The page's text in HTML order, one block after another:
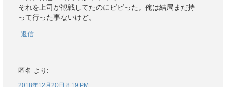
それを上司が観戦してたのにビビった。俺は結局まだ持
って行った事ないけど。
返信
匿名 より:
2018年12月20日 8:19 PM